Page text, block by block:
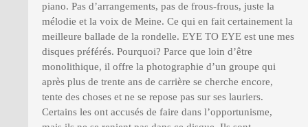
piano. Pas d’arrangements, pas de frous-frous, juste la
mélodie et la voix de Meine. Ce qui en fait certainement la
meilleure ballade de la rondelle. EYE TO EYE est une mes
disques préférés. Pourquoi? Parce que loin d’être
monolithique, il offre la photographie d’un groupe qui
après plus de trente ans de carrière se cherche encore,
tente des choses et ne se repose pas sur ses lauriers.
Certains les ont accusés de faire dans l’opportunisme,